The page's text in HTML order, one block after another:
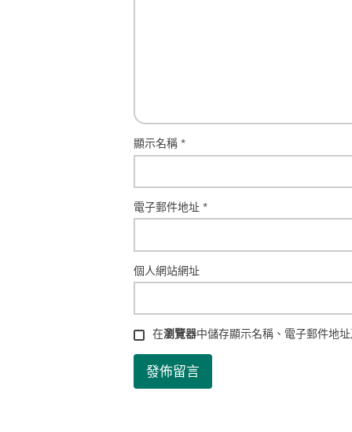
顯示名稱 *
電子郵件地址 *
個人網站網址
在瀏覽器中儲存顯示名稱、電子郵件地